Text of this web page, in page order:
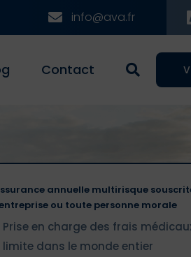
info@ava.fr
Contact
annuelle multirisque
ou toute personne morale
Prise en charge des frais
limite dans le monde entier